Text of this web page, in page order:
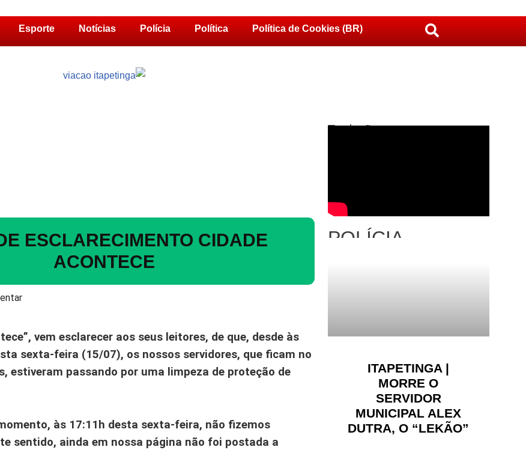
Esporte Notícias Polícia Política Política de Cookies (BR)
ESCLARECIMENTO CIDADE
ACONTECE
, vem esclarecer aos seus leitores, de que, desde às
sexta-feira (15/07), os nossos servidores, que ficam no
, estiveram passando por uma limpeza de proteção de
às 17:11h desta sexta-feira, não fizemos
sentido, ainda em nossa página não foi postada a
Traduções
POLÍCIA
ITAPETINGA |
MORRE O
SERVIDOR
MUNICIPAL ALEX
DUTRA, O “LEKÃO”